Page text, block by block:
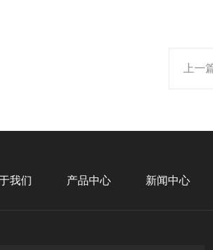
上一
我们 产品中心 新闻中心